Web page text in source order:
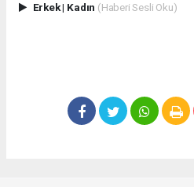
Erkek| Kadın (Haberi Sesli Oku)